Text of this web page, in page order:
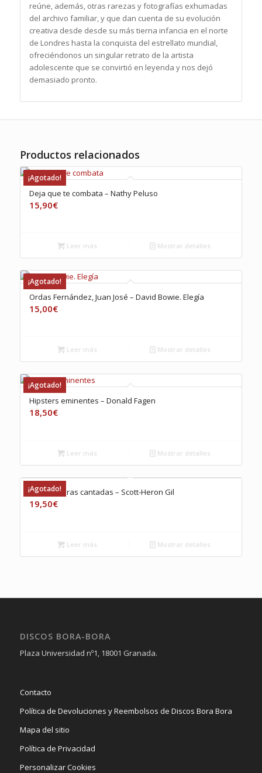
reúne, además, otras rarezas y fotografías exhumadas
del archivo familiar, y que dan cuenta de su evolución
creativa desde desde su más tierna infancia en el norte
de Londres hasta la conquista del estrellato mundial,
ofreciéndonos un singular retrato de la artista
adolescente que se convirtió en leyenda y nos dejó
demasiado pronto.
Productos relacionados
¡Agotado!
Deja que te combata – Nathy Peluso
15,90€
Leer más Mostrar detalles
¡Agotado!
Ordas Fernández, Juan José – David Bowie. Elegía
15,00€
Leer más Mostrar detalles
¡Agotado!
Hipsters eminentes – Donald Fagen
18,50€
Leer más Mostrar detalles
¡Agotado!
Con las horas cantadas – Scott-Heron Gil
19,50€
Leer más Mostrar detalles
DISCOS BORA-BORA
Plaza Universidad nº1, 18001 Granada.
Contacto
Política de Devoluciones y Reembolsos de Discos Bora Bora
Mapa del sitio
Política de Privacidad
Personalizar Cookies